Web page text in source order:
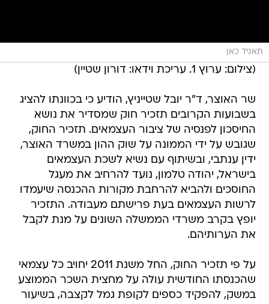
תאגיד כאן
(צילום: ערוץ 1. עריכת וידאו: דורון שטיין)
שר האוצר, ד"ר יובל שטייניץ, הודיע כי בכוונתו להציג
בשבועות הקרובים תזכיר חוק שמסדיר את נושא
החיסכון לפנסיה של ציבור העצמאים. תזכיר החוק,
שגובש על ידי הממונה על שוק ההון במשרד האוצר,
ידין ענתבי, ובשיתוף עם נשיא לשכת העצמאים
בישראל, יהודה טלמון, נועד להרחיב את מעגל
החוסכים ולהביא להרחבת מקורות ההכנסה שיעמדו
לרשות העצמאים בעת פרישתם מעבודה. התזכיר
יופץ בקרב משרדי הממשלה השונים על מנת לקבל
את הערותיהם.
על פי תזכיר החוק, החל משנת 2011 יחויב כל עצמאי
שהכנסתו החודשית עולה על מחצית השכר הממוצע
במשק, להפקיד כספים לקופת גמל לקצבה, בשיעור